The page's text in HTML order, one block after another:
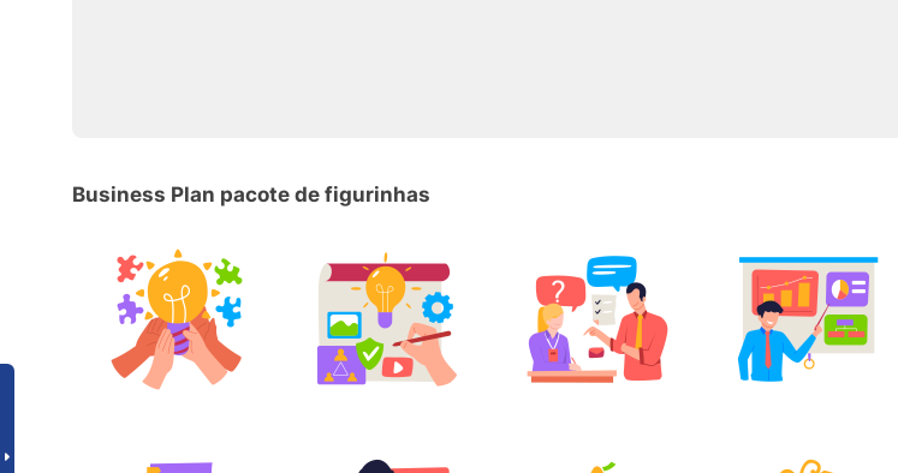
Business Plan pacote de figurinhas